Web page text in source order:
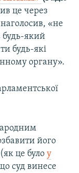
це через
«не
будь-який
будь-які
органу».
його
це було у
суд винесе